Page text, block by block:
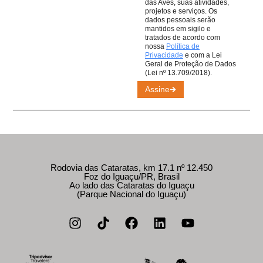
Assine
das Aves, suas atividades,
projetos e serviços. Os
dados pessoais serão
mantidos em sigilo e
tratados de acordo com
nossa Política de
Privacidade e com a Lei
Geral de Proteção de Dados
(Lei nº 13.709/2018).
Rodovia das Cataratas, km 17.1 nº 12.450
Foz do Iguaçu/PR, Brasil
Ao lado das Cataratas do Iguaçu
(Parque Nacional do Iguaçu)